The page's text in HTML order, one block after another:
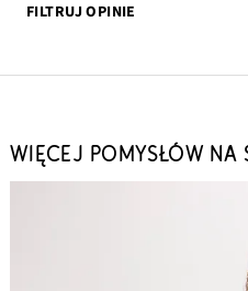
FILTRUJ OPINIE
WIĘCEJ POMYSŁÓW NA